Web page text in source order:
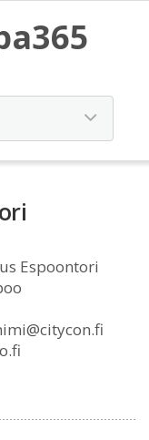
Espoontori